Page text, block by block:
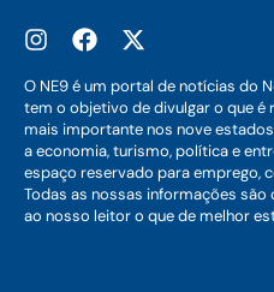
O NE9 é um portal de notícias do
tem o objetivo de divulgar o que é
mais importante nos nove
a economia, turismo, política e
espaço reservado para emprego,
Todas as nossas informações são
ao nosso leitor o que de melhor